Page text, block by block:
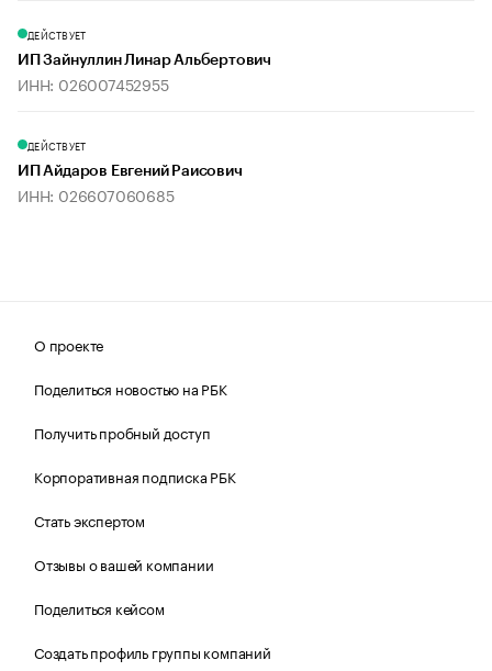
ДЕЙСТВУЕТ
ИП Зайнуллин Линар Альбертович
ИНН: 026007452955
ДЕЙСТВУЕТ
ИП Айдаров Евгений Раисович
ИНН: 026607060685
О проекте
Поделиться новостью на РБК
Получить пробный доступ
Корпоративная подписка РБК
Стать экспертом
Отзывы о вашей компании
Поделиться кейсом
Создать профиль группы компаний